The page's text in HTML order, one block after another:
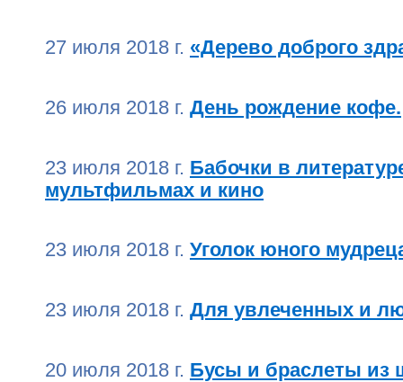
27 июля 2018 г. «Дерево доброго
26 июля 2018 г. День рождение кофе.
23 июля 2018 г. Бабочки в
мультфильмах и кино
23 июля 2018 г. Уголок юного
23 июля 2018 г. Для увлеченных и
20 июля 2018 г. Бусы и браслеты из